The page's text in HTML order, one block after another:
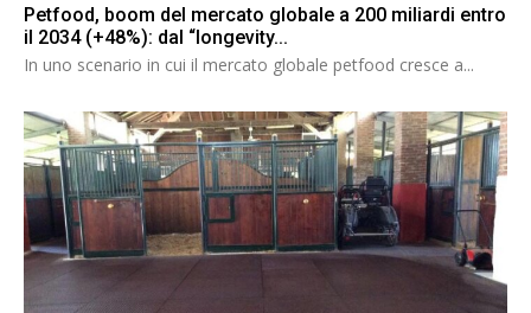
Petfood, boom del mercato globale a 200 miliardi entro
il 2034 (+48%): dal “longevity...
In uno scenario in cui il mercato globale petfood cresce a...